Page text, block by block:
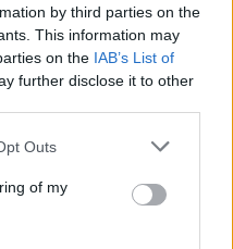
by third parties on the
This information may
on the IAB’s List of
further disclose it to other
Outs
of my